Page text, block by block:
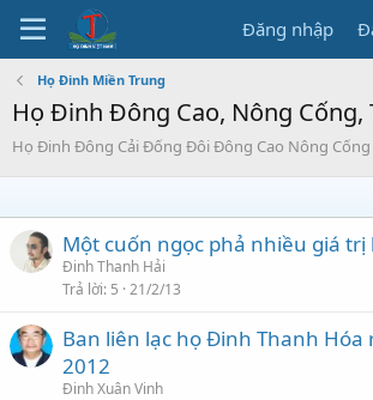
Đăng nhập
Họ Đinh Miền Trung
Họ Đinh Đông Cao, Nông Cống,
Họ Đinh Đông Cải Đống Đôi Đông Cao Nông Cống
Một cuốn ngọc phả nhiều giá trị
Đinh Thanh Hải
Trả lời 5 21/2/13
Ban liên lạc họ Đinh Thanh Hóa
2012
Đinh Xuân Vinh